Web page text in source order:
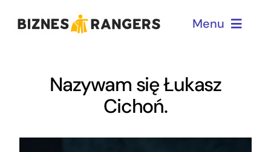
Menu
Nazywam się Łukasz
Cichoń.